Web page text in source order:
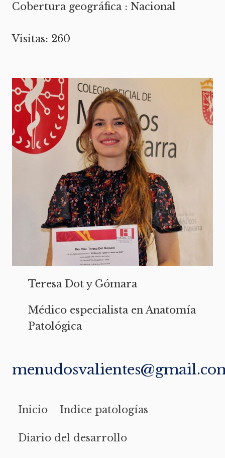
Cobertura geográfica : Nacional
Visitas: 260
Teresa Dot y Gómara
Médico especialista en Anatomía
Patológica
Inicio Indice patologías
Diario del desarrollo